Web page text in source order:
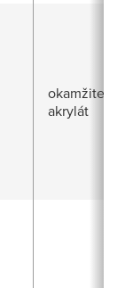
okamžite
akrylát